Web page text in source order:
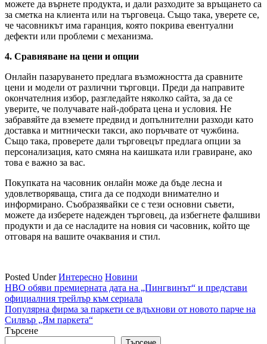
можете да върнете продукта, и дали разходите за връщането са
за сметка на клиента или на търговеца. Също така, уверете се,
че часовникът има гаранция, която покрива евентуални
дефекти или проблеми с механизма.
4. Сравняване на цени и опции
Онлайн пазаруването предлага възможността да сравните
цени и модели от различни търговци. Преди да направите
окончателния избор, разгледайте няколко сайта, за да се
уверите, че получавате най-добрата цена и условия. Не
забравяйте да вземете предвид и допълнителни разходи като
доставка и митнически такси, ако поръчвате от чужбина.
Също така, проверете дали търговецът предлага опции за
персонализация, като смяна на каишката или гравиране, ако
това е важно за вас.
Покупката на часовник онлайн може да бъде лесна и
удовлетворяваща, стига да се подходи внимателно и
информирано. Съобразявайки се с тези основни съвети,
можете да изберете надежден търговец, да избегнете фалшиви
продукти и да се насладите на новия си часовник, който ще
отговаря на вашите очаквания и стил.
Posted UnderИнтересно Новини
Навигация
HBO обяви премиерната дата на „Пингвинът“ и представи
официалния трейлър към сериала
Популярна фирма за паркети се вдъхнови от новото парче на
Силвър „Ям паркета“
Търсене